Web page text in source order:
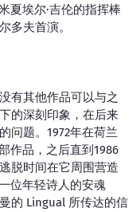
夏埃尔·吉伦的指挥棒
多夫首演。
有其他作品可以与之
的深刻印象，在后来
问题。1972年在荷兰
作品，之后直到1986
脱时间在它周围营造
位年轻诗人的安魂
的 Lingual 所传达的信